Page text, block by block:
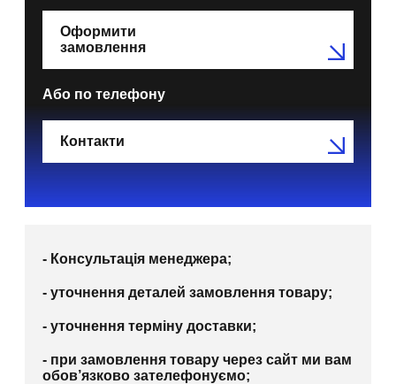
Оформити
замовлення
Або по телефону
Контакти
- Консультація менеджера;
- уточнення деталей замовлення товару;
- уточнення терміну доставки;
- при замовлення товару через сайт ми вам
обов’язково зателефонуємо;